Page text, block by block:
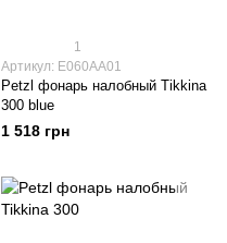
1
Артикул: E060AA01
Petzl фонарь налобный Tikkina
300 blue
1 518 грн